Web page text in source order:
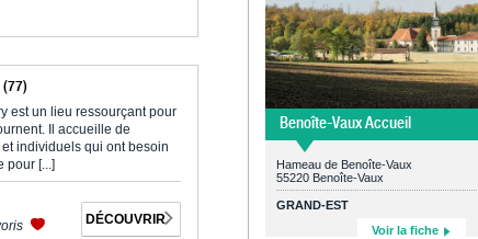
(77)
est un lieu ressourçant pour
Il accueille de
individuels qui ont besoin
pour [...]
DÉCOUVRIR
Benoîte-Vaux Accueil
Hameau de Benoîte-Vaux
55220 Benoîte-Vaux
GRAND-EST
Voir la fiche